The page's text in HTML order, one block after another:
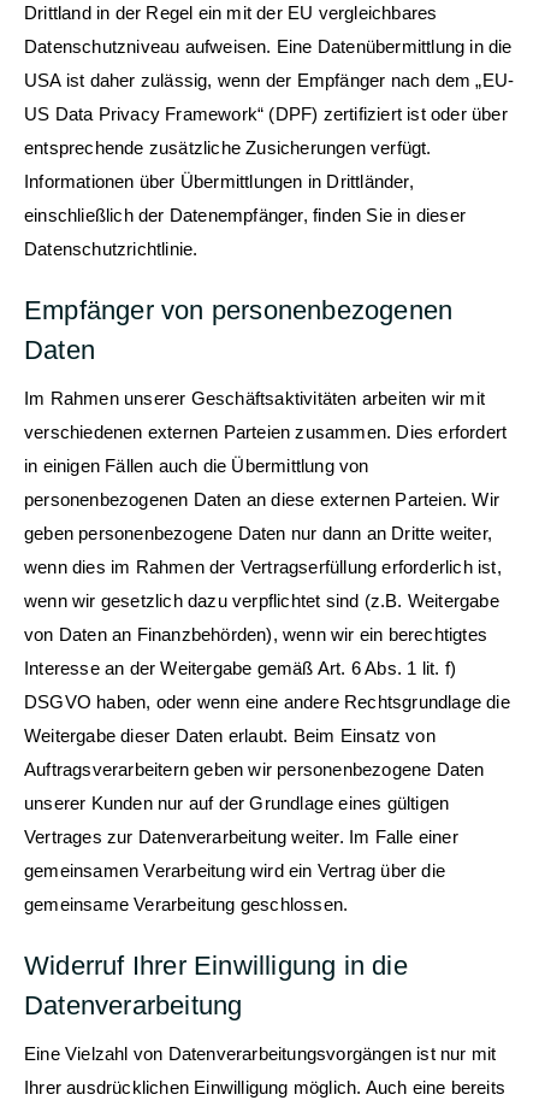
Drittland in der Regel ein mit der EU vergleichbares
Datenschutzniveau aufweisen. Eine Datenübermittlung in die
USA ist daher zulässig, wenn der Empfänger nach dem „EU-
US Data Privacy Framework“ (DPF) zertifiziert ist oder über
entsprechende zusätzliche Zusicherungen verfügt.
Informationen über Übermittlungen in Drittländer,
einschließlich der Datenempfänger, finden Sie in dieser
Datenschutzrichtlinie.
Empfänger von personenbezogenen
Daten
Im Rahmen unserer Geschäftsaktivitäten arbeiten wir mit
verschiedenen externen Parteien zusammen. Dies erfordert
in einigen Fällen auch die Übermittlung von
personenbezogenen Daten an diese externen Parteien. Wir
geben personenbezogene Daten nur dann an Dritte weiter,
wenn dies im Rahmen der Vertragserfüllung erforderlich ist,
wenn wir gesetzlich dazu verpflichtet sind (z.B. Weitergabe
von Daten an Finanzbehörden), wenn wir ein berechtigtes
Interesse an der Weitergabe gemäß Art. 6 Abs. 1 lit. f)
DSGVO haben, oder wenn eine andere Rechtsgrundlage die
Weitergabe dieser Daten erlaubt. Beim Einsatz von
Auftragsverarbeitern geben wir personenbezogene Daten
unserer Kunden nur auf der Grundlage eines gültigen
Vertrages zur Datenverarbeitung weiter. Im Falle einer
gemeinsamen Verarbeitung wird ein Vertrag über die
gemeinsame Verarbeitung geschlossen.
Widerruf Ihrer Einwilligung in die
Datenverarbeitung
Eine Vielzahl von Datenverarbeitungsvorgängen ist nur mit
Ihrer ausdrücklichen Einwilligung möglich. Auch eine bereits